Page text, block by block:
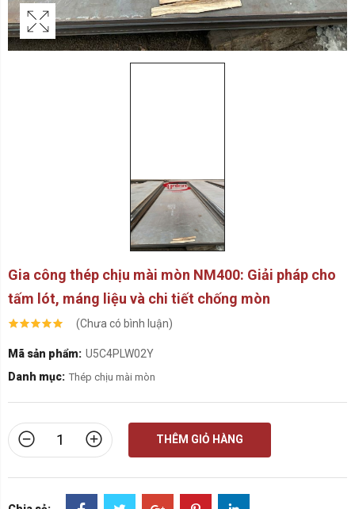
Gia công thép chịu mài mòn NM400: Giải pháp cho
tấm lót, máng liệu và chi tiết chống mòn
(Chưa có bình luận)
Mã sản phẩm: U5C4PLW02Y
Danh mục: Thép chịu mài mòn
THÊM GIỎ HÀNG